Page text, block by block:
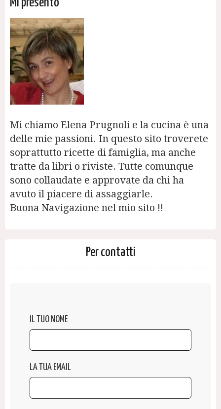
Mi presento
Mi chiamo Elena Prugnoli e la cucina è una
delle mie passioni. In questo sito troverete
soprattutto ricette di famiglia, ma anche
tratte da libri o riviste. Tutte comunque
sono collaudate e approvate da chi ha
avuto il piacere di assaggiarle.
Buona Navigazione nel mio sito !!
Per contatti
IL TUO NOME
LA TUA EMAIL